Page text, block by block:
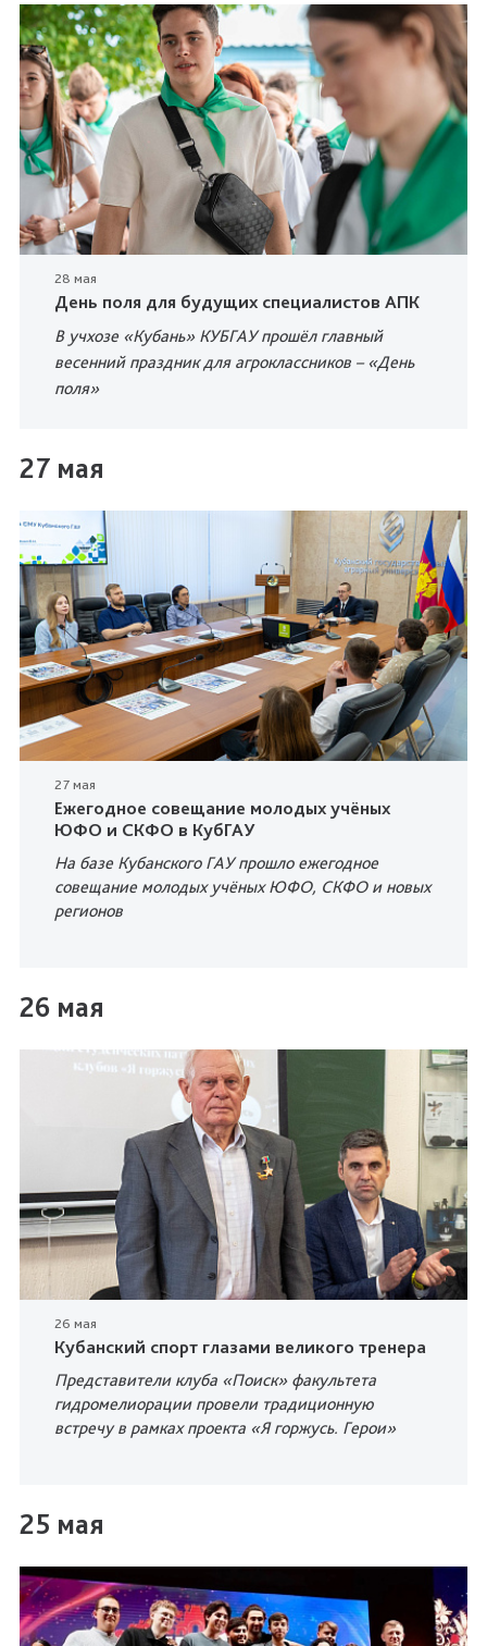
28 мая
День поля для будущих специалистов АПК
В учхозе «Кубань» КУБГАУ прошёл главный
весенний праздник для агроклассников – «День
поля»
27 мая
27 мая
Ежегодное совещание молодых учёных
ЮФО и СКФО в КубГАУ
На базе Кубанского ГАУ прошло ежегодное
совещание молодых учёных ЮФО, СКФО и новых
регионов
26 мая
26 мая
Кубанский спорт глазами великого тренера
Представители клуба «Поиск» факультета
гидромелиорации провели традиционную
встречу в рамках проекта «Я горжусь. Герои»
25 мая